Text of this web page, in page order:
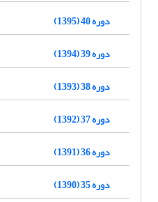
دوره 40 (1395)
دوره 39 (1394)
دوره 38 (1393)
دوره 37 (1392)
دوره 36 (1391)
دوره 35 (1390)